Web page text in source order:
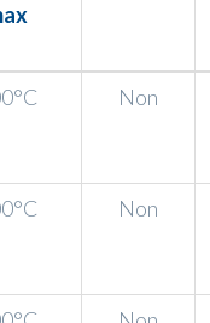
Non
Non